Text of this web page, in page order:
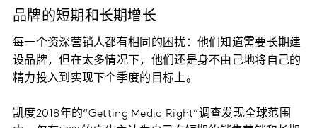
品牌的短期和长期增长
每一个资深营销人都有相同的困扰：他们知道需要长期建
设品牌，但在太多情况下，他们还是身不由己地将自己的
精力投入到实现下个季度的目标上。
凯度2018年的“Getting Media Right”调查发现全球范围